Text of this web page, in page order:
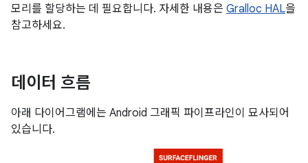
모리를 할당하는 데 필요합니다. 자세한 내용은 Gralloc HAL을
참고하세요.
데이터 흐름
아래 다이어그램에는 Android 그래픽 파이프라인이 묘사되어
있습니다.